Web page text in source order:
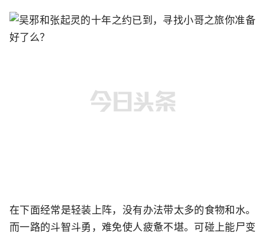
在下面经常是轻装上阵，没有办法带太多的食物和水。
而一路的斗智斗勇，难免使人疲惫不堪。可碰上能尸变